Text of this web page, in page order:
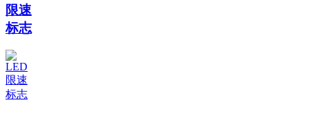
限速
标志